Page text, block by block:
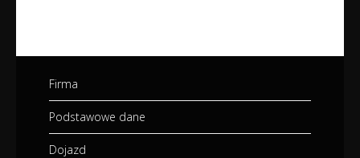
Firma
Podstawowe dane
Dojazd